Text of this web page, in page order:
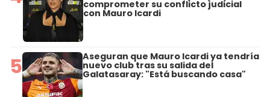
comprometer su conflicto judicial
con Mauro Icardi
5 Aseguran que Mauro Icardi ya tendría
nuevo club tras su salida del
Galatasaray: "Está buscando casa"